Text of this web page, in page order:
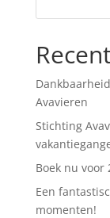
Avavieren
Stichting
Boek nu
Een
momenten!